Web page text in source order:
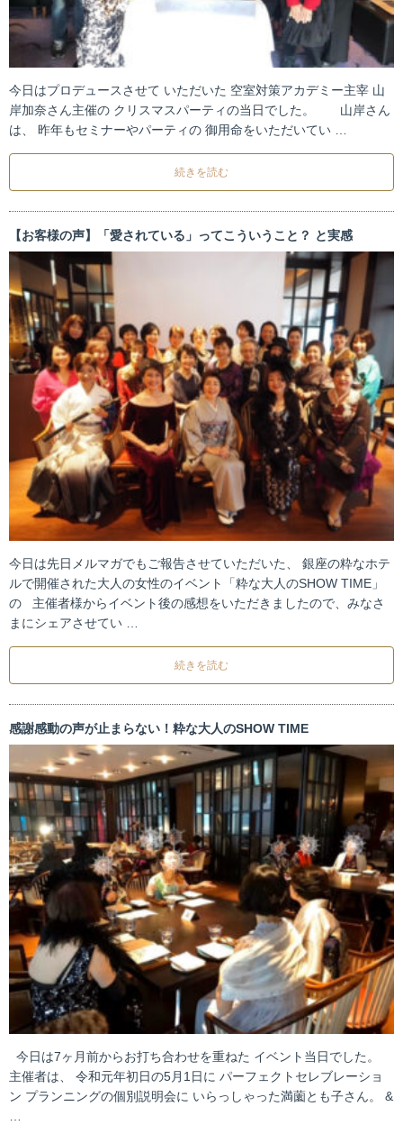
今日はプロデュースさせて いただいた 空室対策アカデミー主宰 山
岸加奈さん主催の クリスマスパーティの当日でした。 山岸さん
は、 昨年もセミナーやパーティの 御用命をいただいてい …
続きを読む
【お客様の声】「愛されている」ってこういうこと？ と実感
今日は先日メルマガでもご報告させていただいた、 銀座の粋なホテ
ルで開催された大人の女性のイベント「粋な大人のSHOW TIME」
の 主催者様からイベント後の感想をいただきましたので、みなさ
まにシェアさせてい …
続きを読む
感謝感動の声が止まらない！粋な大人のSHOW TIME
今日は7ヶ月前からお打ち合わせを重ねた イベント当日でした。
主催者は、 令和元年初日の5月1日に パーフェクトセレブレーショ
ン プランニングの個別説明会に いらっしゃった満薗とも子さん。 &